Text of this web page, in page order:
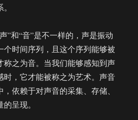
”和“音”是不一样的，声是振动
个时间序列，且这个序列能够被
称之为音。当我们能够感知到声
时，它才能被称之为艺术。声音
依赖于对声音的采集、存储、
呈现。